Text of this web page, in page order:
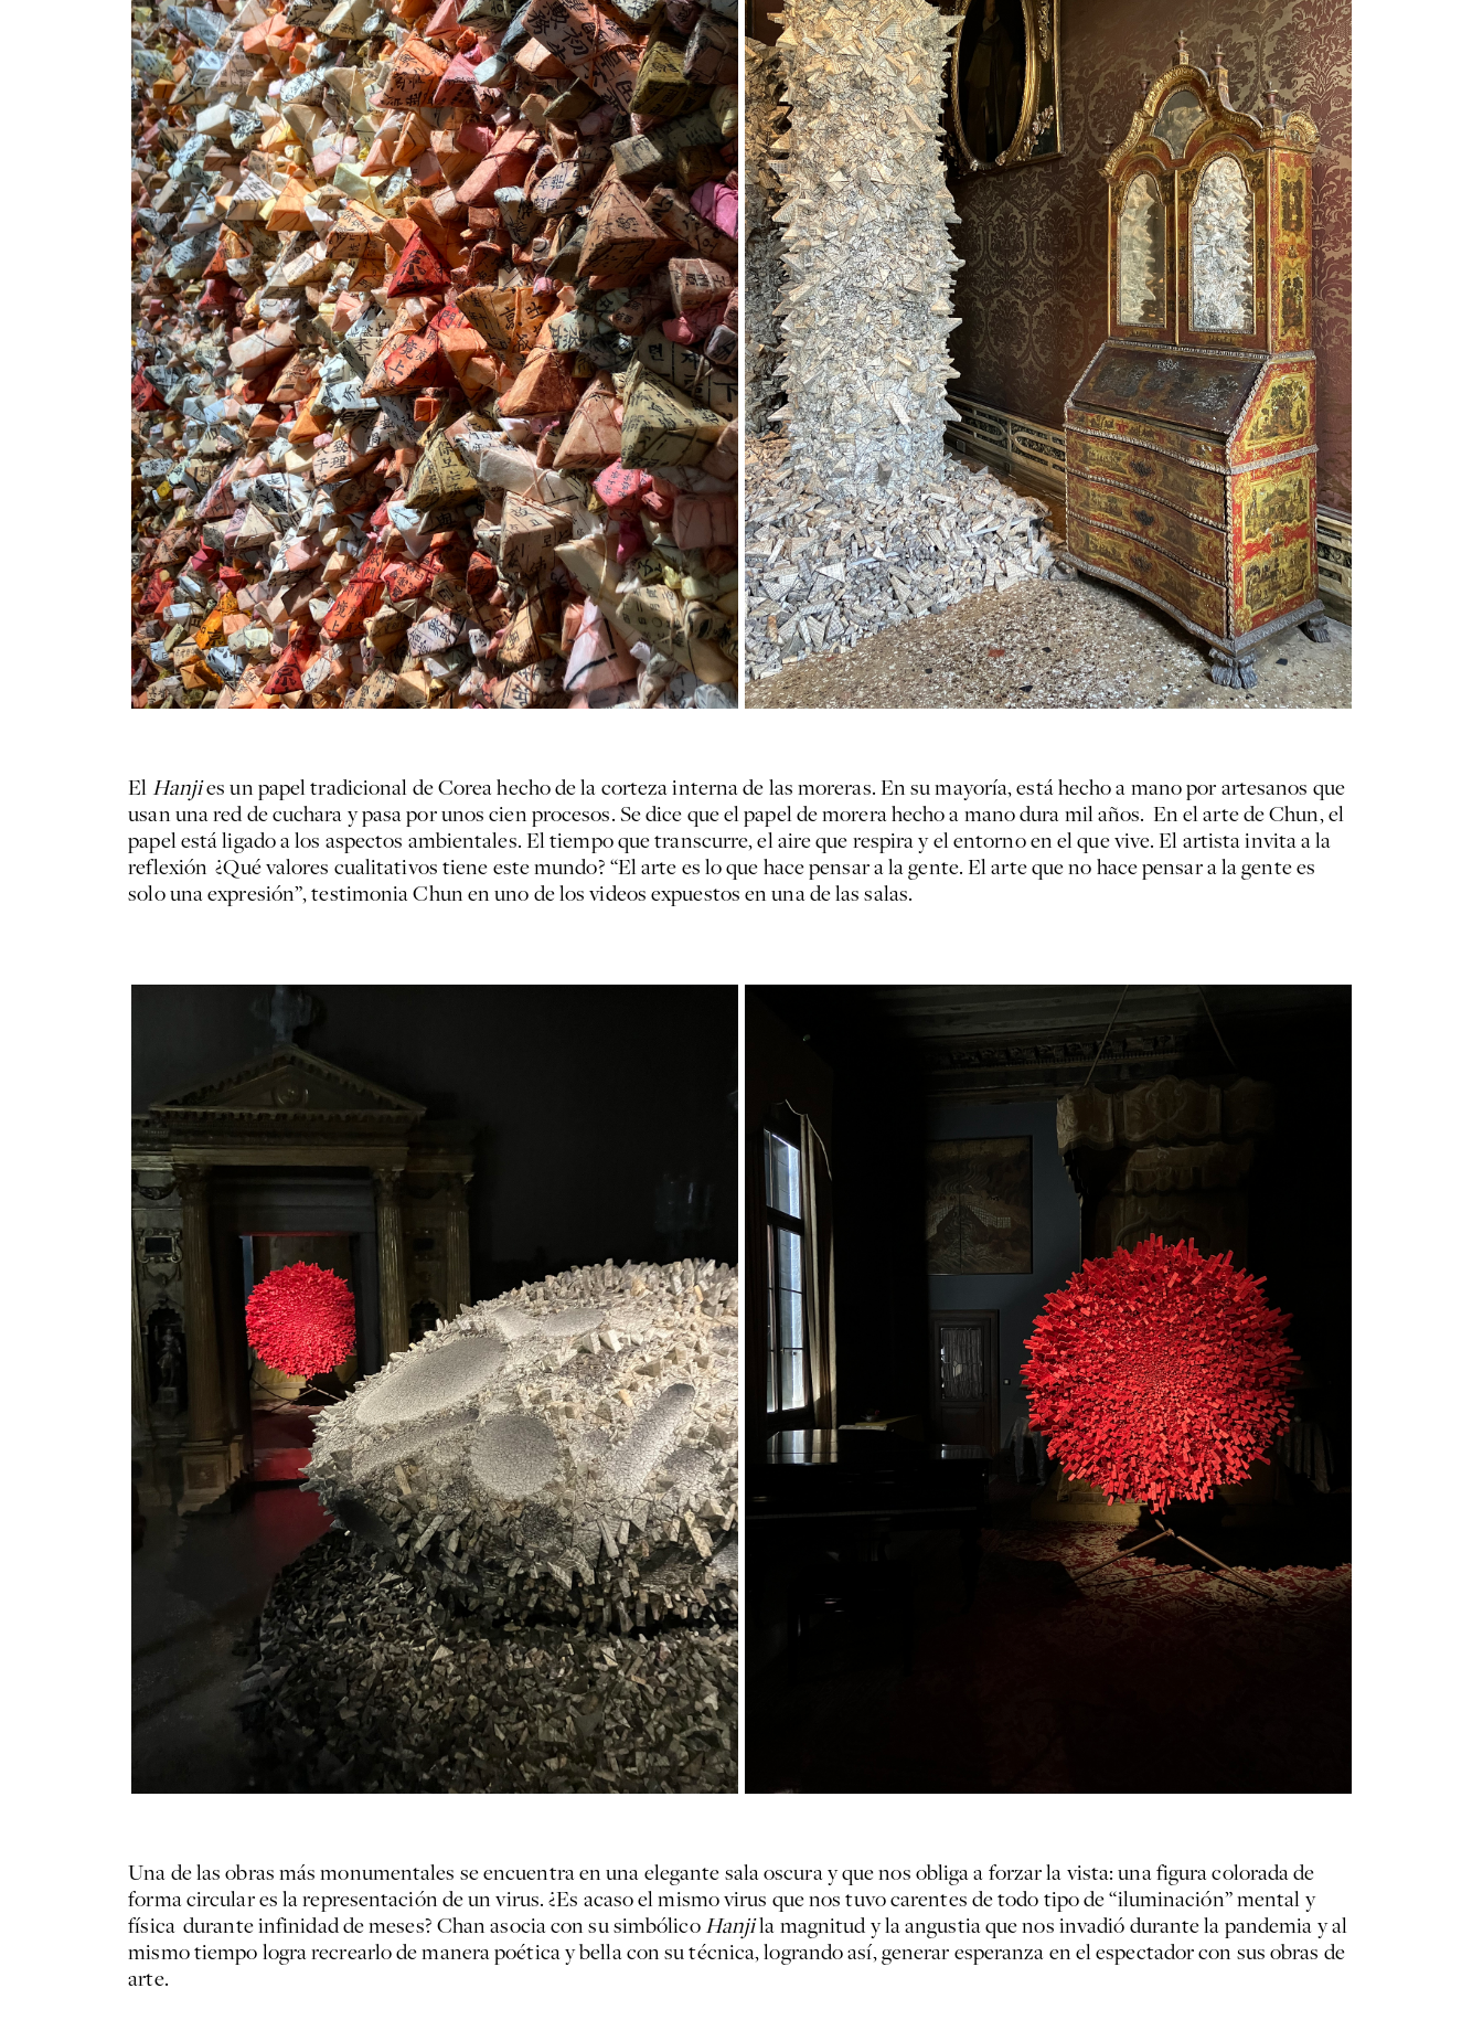
ElHanjies un papel tradicional de Corea hecho de la corteza interna de las moreras. En su mayoría, está hecho a mano por artesanos que
usan una red de cuchara y pasa por unos cien procesos. Se dice que el papel de morera hecho a mano dura mil años. En el arte de Chun, el
papel está ligado a los aspectos ambientales. El tiempo que transcurre, el aire que respira y el entorno en el que vive. El artista invita a la
reflexión ¿Qué valores cualitativos tiene este mundo? “El arte es lo que hace pensar a la gente. El arte que no hace pensar a la gente es
solo una expresión”, testimonia Chun en uno de los videos expuestos en una de las salas.
Una de las obras más monumentales se encuentra en una elegante sala oscura y que nos obliga a forzar la vista: una figura colorada de
forma circular es la representación de un virus. ¿Es acaso el mismo virus que nos tuvo carentes de todo tipo de “iluminación” mental y
física durante infinidad de meses? Chan asocia con su simbólicoHanjila magnitud y la angustia que nos invadió durante la pandemia y al
mismo tiempo logra recrearlo de manera poética y bella con su técnica, logrando así, generar esperanza en el espectador con sus obras de
arte.